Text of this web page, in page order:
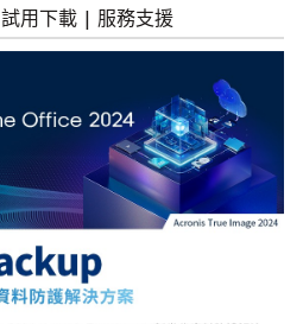
試用下載 | 服務支援